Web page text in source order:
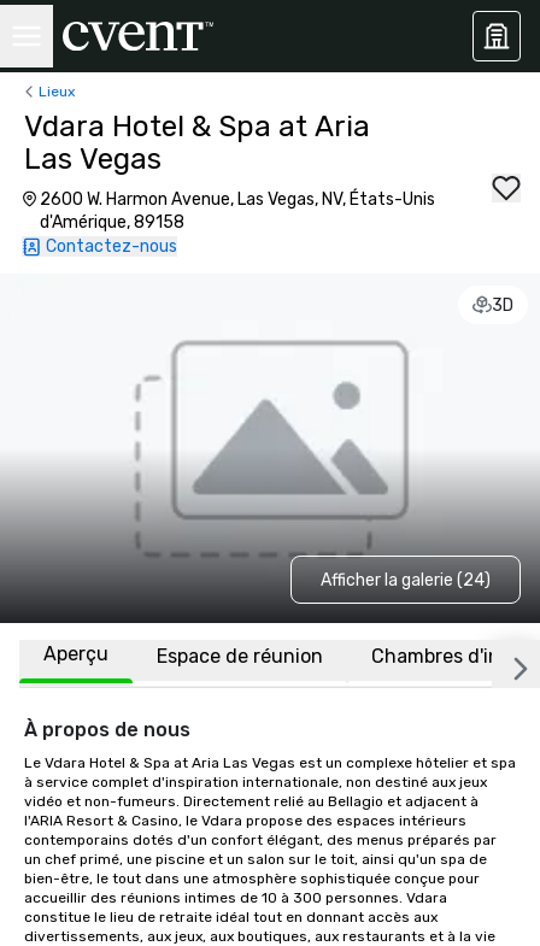
Lieux
Vdara Hotel & Spa at Aria
Las Vegas
2600 W. Harmon Avenue, Las Vegas, NV, États-Unis
d'Amérique, 89158
Contactez-nous
3D
Afficher la galerie (24)
Aperçu Espace de réunion Chambres
À propos de nous
Le Vdara Hotel & Spa at Aria Las Vegas est un complexe hôtelier et spa
à service complet d'inspiration internationale, non destiné aux jeux
vidéo et non-fumeurs. Directement relié au Bellagio et adjacent à
l'ARIA Resort & Casino, le Vdara propose des espaces intérieurs
contemporains dotés d'un confort élégant, des menus préparés par
un chef primé, une piscine et un salon sur le toit, ainsi qu'un spa de
bien-être, le tout dans une atmosphère sophistiquée conçue pour
accueillir des réunions intimes de 10 à 300 personnes. Vdara
constitue le lieu de retraite idéal tout en donnant accès aux
divertissements, aux jeux, aux boutiques, aux restaurants et à la vie